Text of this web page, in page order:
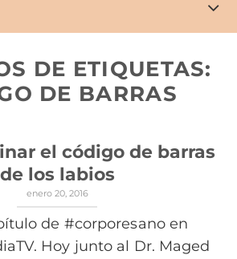
DE ETIQUETAS:
DE BARRAS
el código de barras
de los labios
enero 20, 2016
de #corporesano en
Hoy junto al Dr. Maged